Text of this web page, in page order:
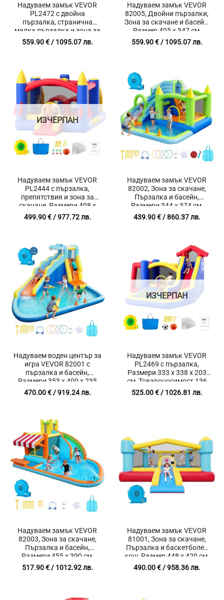
Надуваем замък VEVOR
PL2472 с двойна
пързалка, странична
малка пързалка и зона за
скачане, 465 x 260 x 235
см, Товароносимост 136
559.90€/ 1095.07 лв.
Надуваем замък VEVOR
82005, Двойни пързалки,
Зона за скачане и басейн,
Размер 405 x 347 см,
Товароносимост 160 кг
559.90€/ 1095.07 лв.
ИЗЧЕРПАН
Надуваем замък VEVOR
PL2444 с пързалка,
препятствия и зона за
скачане, Размери 408 x
240 x 245 см,
Товароносимост 136 кг,
499.90€/ 977.72 лв.
Надуваем замък VEVOR
82002, Зона за скачане,
Пързалка и басейн,
Размери 344 x 374 см,
Товароносимост 160 кг
439.90€/ 860.37 лв.
Надуваем воден център за
игра VEVOR 82001 с
пързалка и басейн,
Размери 353 x 400 x 235
см, Общо натоварване 160
кг, Водно оръдие и
470.00€/ 919.24 лв.
ИЗЧЕРПАН
Надуваем замък VEVOR
PL2469 с пързалка,
Размери 333 x 338 x 203
см, Товароносимост 136
кг, Включена тубрина за
надуване
525.00€/ 1026.81 лв.
Надуваем замък VEVOR
82003, Зона за скачане,
Пързалка и басейн,
Размери 455 x 390 см,
Товароносимост 160 кг
517.90€/ 1012.92 лв.
Надуваем замък VEVOR
81001, Зона за скачане,
Пързалка и баскетболен
кош, Размер 448 x 420 см,
Товароносимост 160 кг
490.00€/ 958.36 лв.